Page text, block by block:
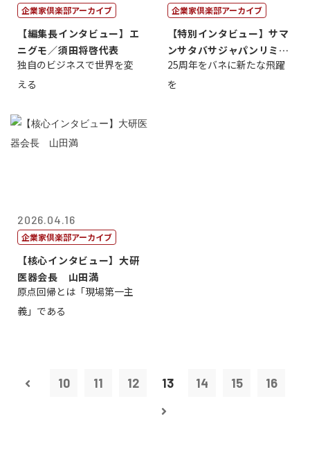
企業家倶楽部アーカイブ
【編集長インタビュー】エ
ニグモ／須田将啓代表
独自のビジネスで世界を変
える
企業家倶楽部アーカイブ
【特別インタビュー】サマ
ンサタバサジャパンリミテ
ッド社長寺田...
25周年をバネに新たな飛躍
を
2026.04.16
企業家倶楽部アーカイブ
【核心インタビュー】大研
医器会長 山田満
原点回帰とは「現場第一主
義」である
10 11 12 13 14 15 16